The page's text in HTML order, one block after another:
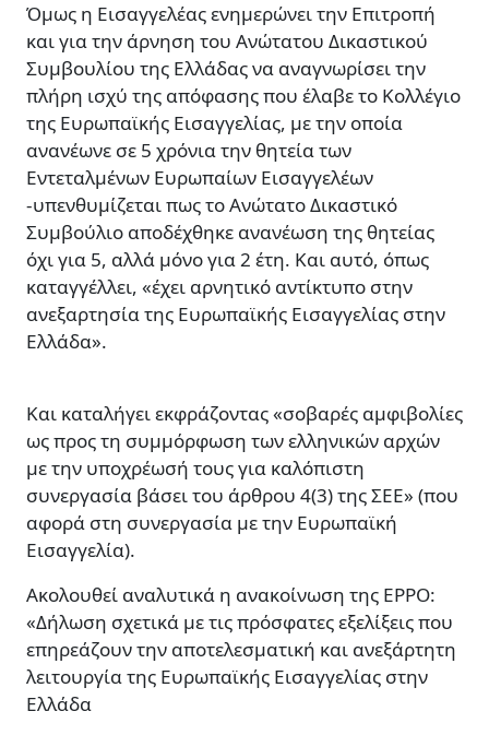
Όμως η Εισαγγελέας ενημερώνει την Επιτροπή
και για την άρνηση του Ανώτατου Δικαστικού
Συμβουλίου της Ελλάδας να αναγνωρίσει την
πλήρη ισχύ της απόφασης που έλαβε το Κολλέγιο
της Ευρωπαϊκής Εισαγγελίας, με την οποία
ανανέωνε σε 5 χρόνια την θητεία των
Εντεταλμένων Ευρωπαίων Εισαγγελέων
-υπενθυμίζεται πως το Ανώτατο Δικαστικό
Συμβούλιο αποδέχθηκε ανανέωση της θητείας
όχι για 5, αλλά μόνο για 2 έτη. Και αυτό, όπως
καταγγέλλει, «έχει αρνητικό αντίκτυπο στην
ανεξαρτησία της Ευρωπαϊκής Εισαγγελίας στην
Ελλάδα».
Και καταλήγει εκφράζοντας «σοβαρές αμφιβολίες
ως προς τη συμμόρφωση των ελληνικών αρχών
με την υποχρέωσή τους για καλόπιστη
συνεργασία βάσει του άρθρου 4(3) της ΣΕΕ» (που
αφορά στη συνεργασία με την Ευρωπαϊκή
Εισαγγελία).
Ακολουθεί αναλυτικά η ανακοίνωση της EPPO:
«Δήλωση σχετικά με τις πρόσφατες εξελίξεις που
επηρεάζουν την αποτελεσματική και ανεξάρτητη
λειτουργία της Ευρωπαϊκής Εισαγγελίας στην
Ελλάδα